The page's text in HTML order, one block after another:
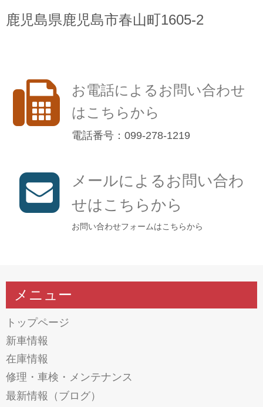
鹿児島県鹿児島市春山町1605-2
お電話によるお問い合わせ
はこちらから
電話番号：099-278-1219
メールによるお問い合わ
せはこちらから
お問い合わせフォームはこちらから
メニュー
トップページ
新車情報
在庫情報
修理・車検・メンテナンス
最新情報（ブログ）